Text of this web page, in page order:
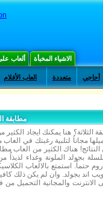
ألعاب الاشياء المخبأة
العاب الأفلام متعددة أحاجي
مطابقة
هنا يمكنك ايجاد الكثير
مجاناُ لتلبية رغبتك في
هناك الكثير من العاب
بجولد الملونة وغداء
حتماُ. استمتع بالالعاب
ويب اند بجولد. وان لم يكن ذلك
الانترنت والمجانية التحميل من